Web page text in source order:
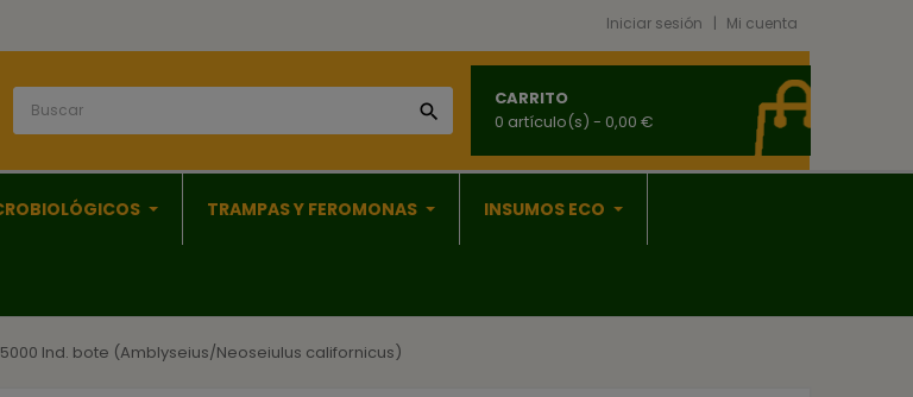
Iniciar sesión Mi cuenta

CARRITO
0 artículo(s) - 0,00 €
TRAMPAS Y FEROMONAS INSUMOS ECO
25000 Ind. bote (Amblyseius/Neoseiulus californicus)